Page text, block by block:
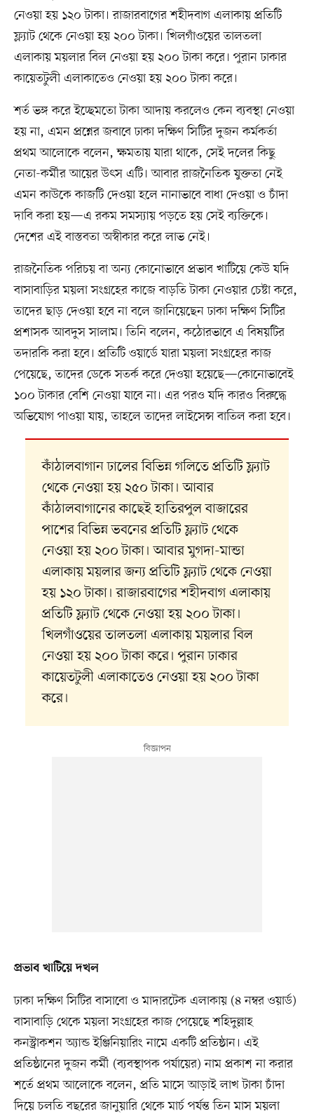
নেওয়া হয় ১২০ টাকা। রাজারবাগের শহীদবাগ এলাকায় প্রতিটি
ফ্ল্যাট থেকে নেওয়া হয় ২০০ টাকা। খিলগাঁওয়ের তালতলা
এলাকায় ময়লার বিল নেওয়া হয় ২০০ টাকা করে। পুরান ঢাকার
কায়েতটুলী এলাকাতেও নেওয়া হয় ২০০ টাকা করে।
শর্ত ভঙ্গ করে ইচ্ছেমতো টাকা আদায় করলেও কেন ব্যবস্থা নেওয়া
হয় না, এমন প্রশ্নের জবাবে ঢাকা দক্ষিণ সিটির দুজন কর্মকর্তা
প্রথম আলোকে বলেন, ক্ষমতায় যারা থাকে, সেই দলের কিছু
নেতা-কর্মীর আয়ের উৎস এটি। আবার রাজনৈতিক যুক্ততা নেই
এমন কাউকে কাজটি দেওয়া হলে নানাভাবে বাধা দেওয়া ও চাঁদা
দাবি করা হয়—এ রকম সমস্যায় পড়তে হয় সেই ব্যক্তিকে।
দেশের এই বাস্তবতা অস্বীকার করে লাভ নেই।
রাজনৈতিক পরিচয় বা অন্য কোনোভাবে প্রভাব খাটিয়ে কেউ যদি
বাসাবাড়ির ময়লা সংগ্রহের কাজে বাড়তি টাকা নেওয়ার চেষ্টা করে,
তাদের ছাড় দেওয়া হবে না বলে জানিয়েছেন ঢাকা দক্ষিণ সিটির
প্রশাসক আবদুস সালাম। তিনি বলেন, কঠোরভাবে এ বিষয়টির
তদারকি করা হবে। প্রতিটি ওয়ার্ডে যারা ময়লা সংগ্রহের কাজ
পেয়েছে, তাদের ডেকে সতর্ক করে দেওয়া হয়েছে—কোনোভাবেই
১০০ টাকার বেশি নেওয়া যাবে না। এর পরও যদি কারও বিরুদ্ধে
অভিযোগ পাওয়া যায়, তাহলে তাদের লাইসেন্স বাতিল করা হবে।
কাঁঠালবাগান ঢালের বিভিন্ন গলিতে প্রতিটি ফ্ল্যাট
থেকে নেওয়া হয় ২৫০ টাকা। আবার
কাঁঠালবাগানের কাছেই হাতিরপুল বাজারের
পাশের বিভিন্ন ভবনের প্রতিটি ফ্ল্যাট থেকে
নেওয়া হয় ২০০ টাকা। আবার মুগদা-মান্ডা
এলাকায় ময়লার জন্য প্রতিটি ফ্ল্যাট থেকে নেওয়া
হয় ১২০ টাকা। রাজারবাগের শহীদবাগ এলাকায়
প্রতিটি ফ্ল্যাট থেকে নেওয়া হয় ২০০ টাকা।
খিলগাঁওয়ের তালতলা এলাকায় ময়লার বিল
নেওয়া হয় ২০০ টাকা করে। পুরান ঢাকার
কায়েতটুলী এলাকাতেও নেওয়া হয় ২০০ টাকা
করে।
প্রভাব খাটিয়ে দখল
ঢাকা দক্ষিণ সিটির বাসাবো ও মাদারটেক এলাকায় (৪ নম্বর ওয়ার্ড)
বাসাবাড়ি থেকে ময়লা সংগ্রহের কাজ পেয়েছে শহিদুল্লাহ
কনস্ট্রাকশন অ্যান্ড ইঞ্জিনিয়ারিং নামে একটি প্রতিষ্ঠান। এই
প্রতিষ্ঠানের দুজন কর্মী (ব্যবস্থাপক পর্যায়ের) নাম প্রকাশ না করার
শর্তে প্রথম আলোকে বলেন, প্রতি মাসে আড়াই লাখ টাকা চাঁদা
দিয়ে চলতি বছরের জানুয়ারি থেকে মার্চ পর্যন্ত তিন মাস ময়লা